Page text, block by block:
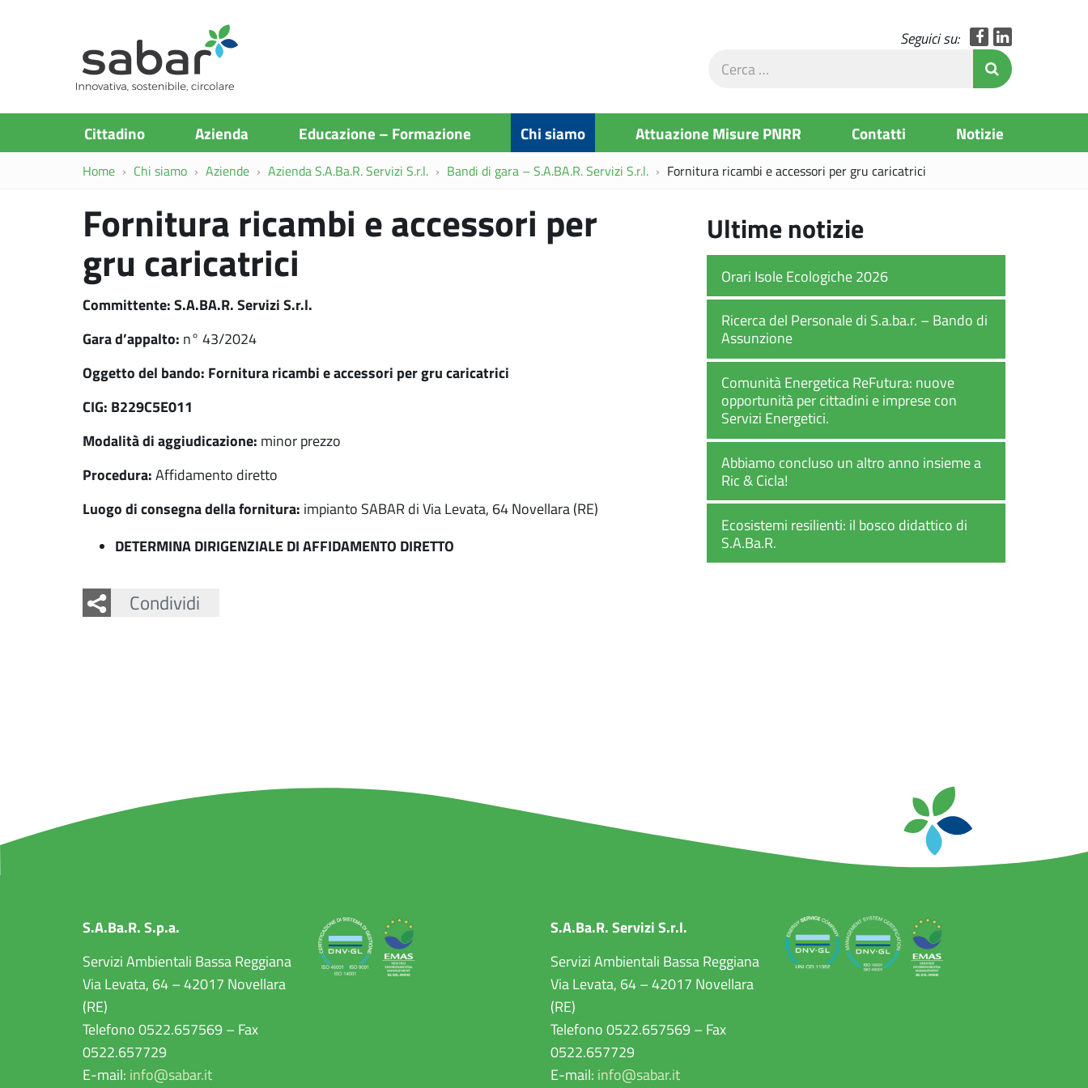
Seguici su: Facebook
Cerca
Invia Ricerca
Cittadino Azienda Educazione – Formazione Chi siamo Attuazione Misure PNRR Contatti Notizie
Home Chi siamo Aziende Azienda S.A.Ba.R. Servizi S.r.l. Bandi di gara – S.A.BA.R. Servizi S.r.l. Fornitura ricambi e accessori per gru caricatrici
Fornitura ricambi e accessori per
gru caricatrici
Committente: S.A.BA.R. Servizi S.r.l.
Gara d’appalto: n° 43/2024
Oggetto del bando: Fornitura ricambi e accessori per gru caricatrici
CIG: B229C5E011
Modalità di aggiudicazione: minor prezzo
Procedura: Affidamento diretto
Luogo di consegna della fornitura: impianto SABAR di Via Levata, 64 Novellara (RE)
DETERMINA DIRIGENZIALE DI AFFIDAMENTO DIRETTO
Condividi
Facebook
Twitter
Ultime notizie
Orari Isole Ecologiche 2026
Ricerca del Personale di S.a.ba.r. – Bando di
Assunzione
Comunità Energetica ReFutura: nuove
opportunità per cittadini e imprese con
Servizi Energetici.
Abbiamo concluso un altro anno insieme a
Ric & Cicla!
Ecosistemi resilienti: il bosco didattico di
S.A.Ba.R.
S.A.Ba.R. S.p.a.
Servizi Ambientali Bassa Reggiana
Via Levata, 64 – 42017 Novellara
(RE)
Telefono 0522.657569 – Fax
0522.657729
E-mail: info@sabar.it
S.A.Ba.R. Servizi S.r.l.
Servizi Ambientali Bassa Reggiana
Via Levata, 64 – 42017 Novellara
(RE)
Telefono 0522.657569 – Fax
0522.657729
E-mail: info@sabar.it